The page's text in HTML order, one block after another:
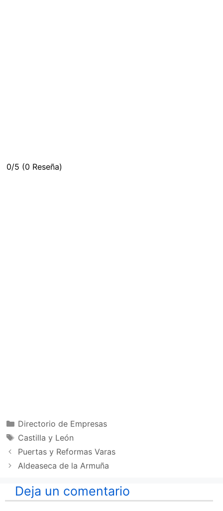
0/5 (0 Reseña)
Categorías
Directorio de Empresas
Etiquetas
Castilla y León
Puertas y Reformas Varas
Aldeaseca de la Armuña
Deja un comentario